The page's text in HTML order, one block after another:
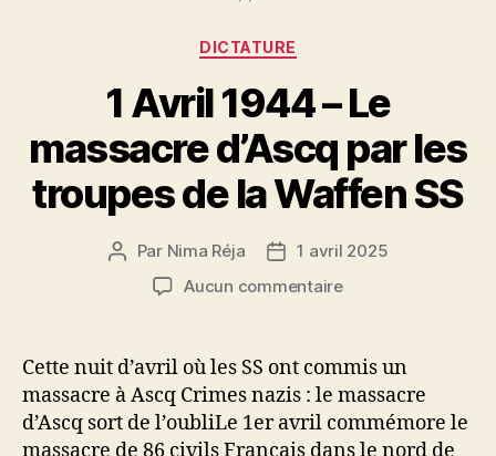
Catégories
DICTATURE
1 Avril 1944 – Le
massacre d’Ascq par les
troupes de la Waffen SS
Auteur
l’article
Par Nima Réja
Date1 avril 2025
Aucun commentairesur
1944
Le
massacre
Cette nuit d’avril où les SS ont commis un
massacre à Ascq Crimes nazis : le massacre
d’Ascq sort de l’oubliLe 1er avril commémore le
massacre de 86 civils Français dans le nord de